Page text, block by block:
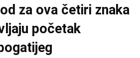
za ova četiri znaka
početak